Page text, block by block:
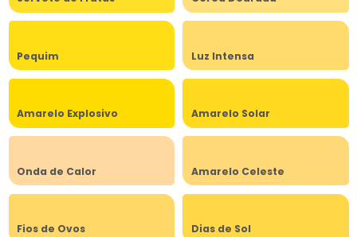
Pequim Luz Intensa
Amarelo Explosivo Amarelo Solar
Onda de Calor Amarelo Celeste
Fios de Ovos Dias de Sol